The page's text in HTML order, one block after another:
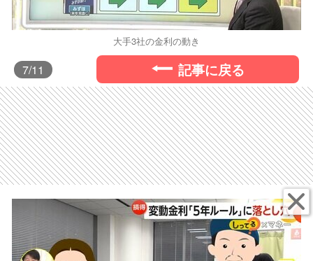
大手3社の金利の動き
7/11 記事に戻る